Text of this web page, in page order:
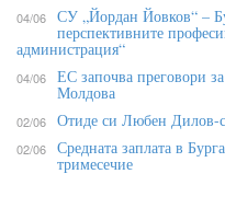
04/06 СУ „Йордан Йовков“ –
перспективните
администрация“
04/06 ЕС започва преговори
Молдова
02/06 Отиде си Любен Дилов-
02/06 Средната заплата в
тримесечие